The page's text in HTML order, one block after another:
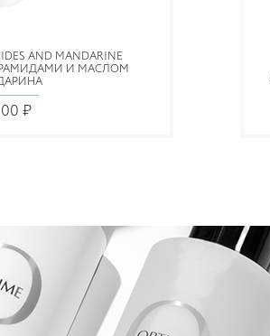
AND MANDARINE
И МАСЛОМ
₽